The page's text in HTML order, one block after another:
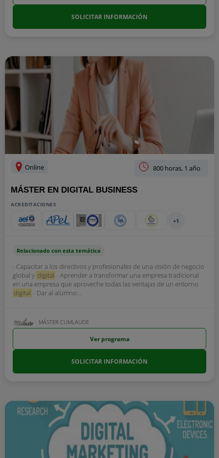
SOLICITAR INFORMACIÓN
Online 800 horas, 1 año
MÁSTER EN DIGITAL BUSINESS
ACREDITACIONES
+1
Relacionado con esta temática
- Capacitar a los directivos y profesionales de una visión de negocio
global y digital - Aprender a transformar una empresa tradicional
en una empresa que aproveche todas las ventajas de un entorno
digital - Dar al alumno...
MÁSTER CUMLAUDE
Ver programa
SOLICITAR INFORMACIÓN